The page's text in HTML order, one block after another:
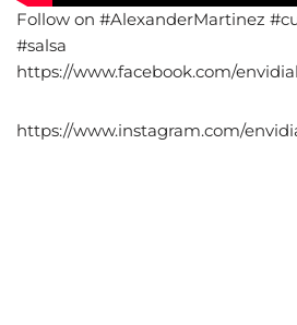
Follow on #AlexanderMartinez
#salsa
https://www.facebook.com/
https://www.instagram.com/